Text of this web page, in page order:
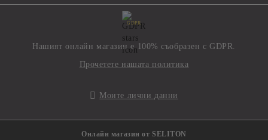
GDPR
Нашият онлайн магазин е 100% съобразен с GDPR.
Прочетете нашата политика
Моите лични данни
Онлайн магазин от SELITON